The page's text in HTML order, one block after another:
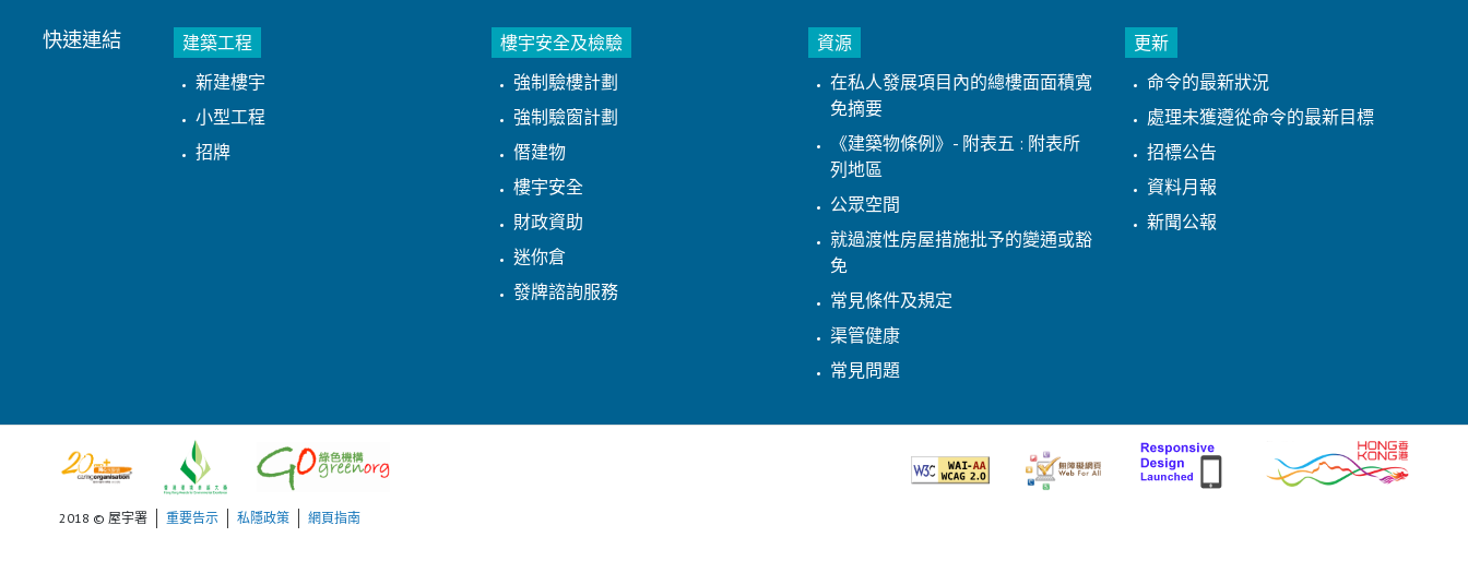
快速連結
建築工程
新建樓宇
小型工程
招牌
樓宇安全及檢驗
強制驗樓計劃
強制驗窗計劃
僭建物
樓宇安全
財政資助
迷你倉
發牌諮詢服務
資源
在私人發展項目內的總樓面面積寬
免摘要
《建築物條例》- 附表五 : 附表所
列地區
公眾空間
就過渡性房屋措施批予的變通或豁
免
常見條件及規定
渠管健康
常見問題
更新
命令的最新狀況
處理未獲遵從命令的最新目標
招標公告
資料月報
新聞公報
2018 © 屋宇署 重要告示 私隱政策 網頁指南